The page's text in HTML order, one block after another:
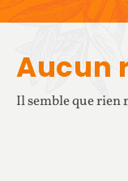
Aucun
Il semble que rien